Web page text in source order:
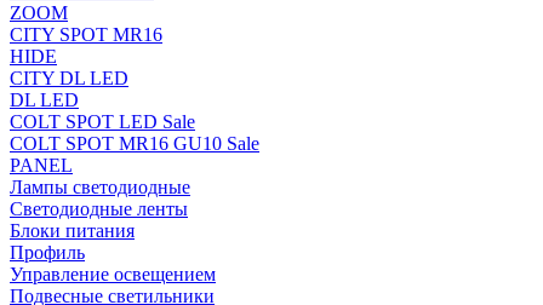
ZOOM
CITY SPOT MR16
HIDE
CITY DL LED
DL LED
COLT SPOT LED Sale
COLT SPOT MR16 GU10 Sale
PANEL
Лампы светодиодные
Светодиодные ленты
Блоки питания
Профиль
Управление освещением
Подвесные светильники